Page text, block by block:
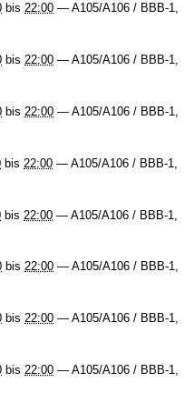
bis22:00 —A105/A106 / BBB-1,
bis22:00 —A105/A106 / BBB-1,
bis22:00 —A105/A106 / BBB-1,
bis 22:00 —A105/A106 / BBB-1
bis 22:00 —A105/A106 / BBB-1
bis22:00 —A105/A106 / BBB-1,
bis22:00 —A105/A106 / BBB-1,
bis 22:00 —A105/A106 / BBB-1